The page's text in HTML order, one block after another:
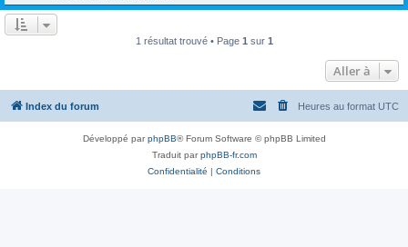
r
1 résultat trouvé • Page 1 sur 1
Aller à
Index du forum Heures au format UTC
Développé parphpBB® Forum Software © phpBB Limited
Traduit parphpBB-fr.com
Confidentialité | Conditions